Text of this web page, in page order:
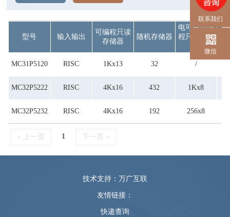
型号 输入输出
可编程只读
存储器
随机存储器
电可擦可编
程只读存储
MC31P5120 RISC 1Kx13 32 /
MC32P5222 RISC 4Kx16 432 1Kx8
MC32P5232 RISC 4Kx16 192 256x8
« 上一页 1 下一页 »
技术支持：万广互联
友情链接：
快递查询
联系我们
微信